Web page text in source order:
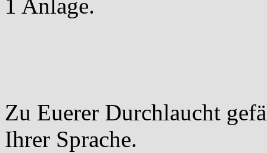
1 Anlage.
Zu Euerer Durchlaucht
Ihrer Sprache.